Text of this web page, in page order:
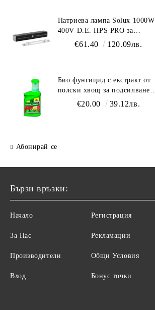
Натриева лампа Solux 1000W
400V D.E. HPS PRO за
професионално осветление
€61.40 120.09лв.
Био фунгицид с екстракт от
полски хвощ за подсилване
на растенията
€20.00 39.12лв.
Абонирай се
Бързи връзки:
Начало
За Нас
Производители
Вход
Регистрация
Рекламации
Общи Условия
Бонус точки